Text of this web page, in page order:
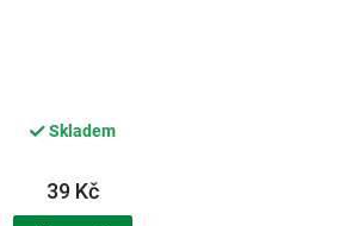
Skladem
39 Kč